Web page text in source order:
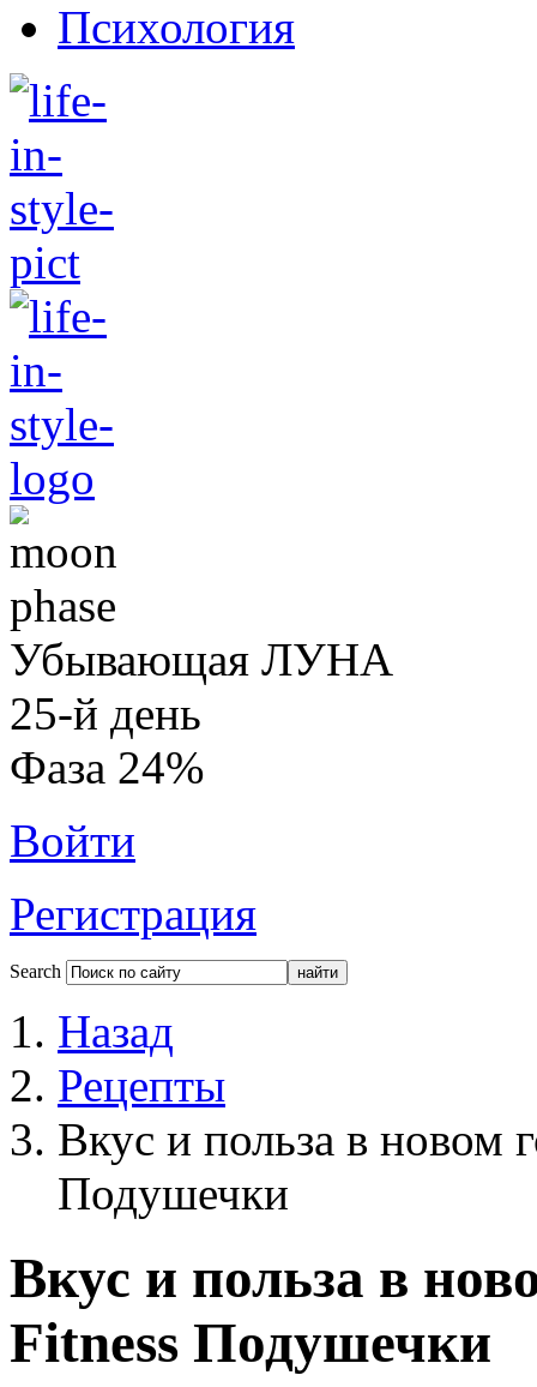
Психология
Убывающая ЛУНА
25-й день
Фаза 24%
Войти
Регистрация
Search
Назад
Рецепты
Вкус и польза в новом
Подушечки
Вкус и польза в
Fitness Подушечки